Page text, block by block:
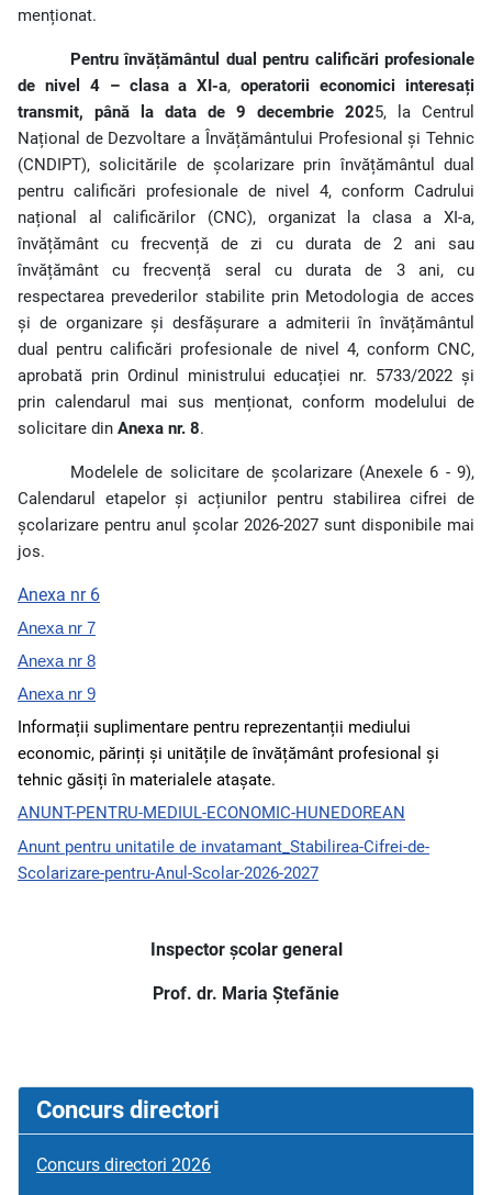
menționat.
Pentru învățământul dual pentru calificări profesionale
de nivel 4 – clasa a XI-a,operatorii economici interesați
transmit, până la data de 9 decembrie 2025, la Centrul
Național de Dezvoltare a Învățământului Profesional și Tehnic
(CNDIPT), solicitările de școlarizare prin învățământul dual
pentru calificări profesionale de nivel 4, conform Cadrului
național al calificărilor (CNC), organizat la clasa a XI-a,
învățământ cu frecvență de zi cu durata de 2 ani sau
învățământ cu frecvență seral cu durata de 3 ani, cu
respectarea prevederilor stabilite prin Metodologia de acces
și de organizare și desfășurare a admiterii în învățământul
dual pentru calificări profesionale de nivel 4, conform CNC,
aprobată prin Ordinul ministrului educației nr. 5733/2022 și
prin calendarul mai sus menționat, conform modelului de
solicitare din Anexa nr. 8.
Modelele de solicitare de școlarizare (Anexele 6 - 9),
Calendarul etapelor și acțiunilor pentru stabilirea cifrei de
școlarizare pentru anul școlar 2026-2027 sunt disponibile mai
jos.
Anexa nr 6
Anexa nr 7
Anexa nr 8
Anexa nr 9
Informații suplimentare pentru reprezentanții mediului
economic, părinți și unitățile de învățământ profesional și
tehnic găsiți în materialele atașate.
ANUNT-PENTRU-MEDIUL-ECONOMIC-HUNEDOREAN
Anunt pentru unitatile de invatamant_Stabilirea-Cifrei-de-
Scolarizare-pentru-Anul-Scolar-2026-2027
Inspector școlar general
Prof. dr. Maria Ștefănie
Concurs directori
Concurs directori 2026